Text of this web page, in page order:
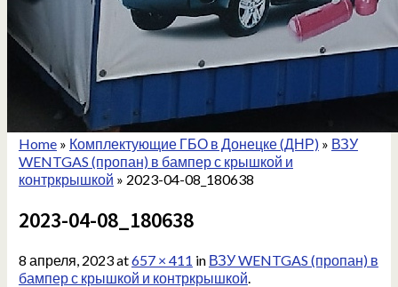
Home» Комплектующие ГБО в Донецке (ДНР)» ВЗУ
WENTGAS (пропан) в бампер с крышкой и
контркрышкой » 2023-04-08_180638
2023-04-08_180638
8 апреля, 2023at657 × 411 in ВЗУ WENTGAS (пропан) в
бампер с крышкой и контркрышкой.